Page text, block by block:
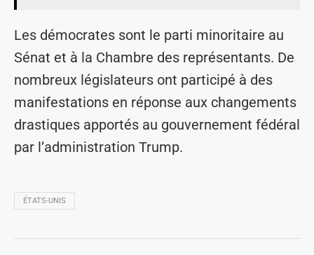
Les démocrates sont le parti minoritaire au
Sénat et à la Chambre des représentants. De
nombreux législateurs ont participé à des
manifestations en réponse aux changements
drastiques apportés au gouvernement fédéral
par l’administration Trump.
ÉTATS-UNIS